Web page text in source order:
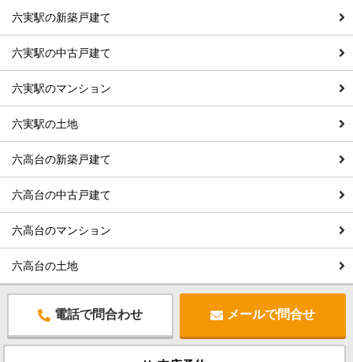
六実駅の新築戸建て
六実駅の中古戸建て
六実駅のマンション
六実駅の土地
六高台の新築戸建て
六高台の中古戸建て
六高台のマンション
六高台の土地
電話で問合わせ メールで問合せ